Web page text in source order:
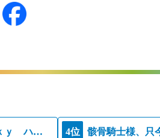
Ｙｏｕｒ Ｓｋｙ ハレのち恋 4位